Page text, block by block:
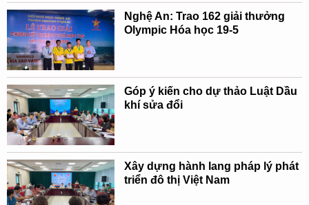
Nghệ An: Trao 162 giải thưởng
Olympic Hóa học 19-5
Góp ý kiến cho dự thảo Luật Dầu
khí sửa đổi
Xây dựng hành lang pháp lý phát
triển đô thị Việt Nam